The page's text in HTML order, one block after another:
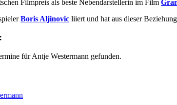
Filmpreis als beste Nebendarstellerin im Film
Boris Aljinovic liiert und hat aus dieser
für Antje Westermann gefunden.